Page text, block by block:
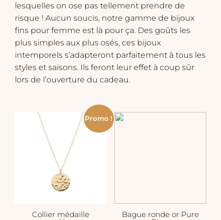
lesquelles on ose pas tellement prendre de
risque ! Aucun soucis, notre gamme de bijoux
fins pour femme est là pour ça. Des goûts les
plus simples aux plus osés, ces bijoux
intemporels s’adapteront parfaitement à tous les
styles et saisons. Ils feront leur effet à coup sûr
lors de l’ouverture du cadeau.
Promo !
Collier médaille Bague ronde or Pure